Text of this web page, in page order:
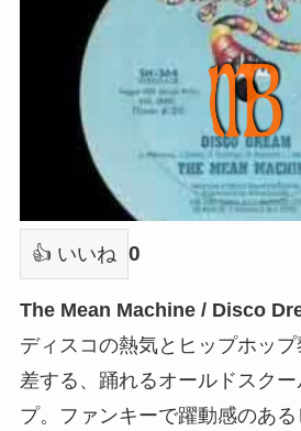
👍 いいね 0
The Mean Machine / Disco
ディスコの熱気とヒップホッ
差する、踊れるオールドスク
プ。ファンキーで躍動感のあ